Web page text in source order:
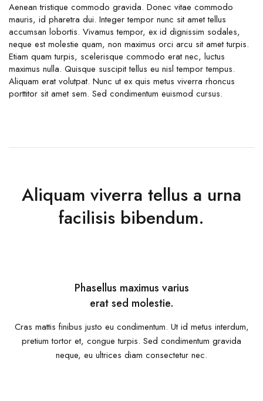
Aenean tristique commodo gravida. Donec vitae commodo
mauris, id pharetra dui. Integer tempor nunc sit amet tellus
accumsan lobortis. Vivamus tempor, ex id dignissim sodales,
neque est molestie quam, non maximus orci arcu sit amet turpis.
Etiam quam turpis, scelerisque commodo erat nec, luctus
maximus nulla. Quisque suscipit tellus eu nisl tempor tempus.
Aliquam erat volutpat. Nunc ut ex quis metus viverra rhoncus
porttitor sit amet sem. Sed condimentum euismod cursus.
Aliquam viverra tellus a urna
facilisis bibendum.
Phasellus maximus varius
erat sed molestie.
Cras mattis finibus justo eu condimentum. Ut id metus interdum,
pretium tortor et, congue turpis. Sed condimentum gravida
neque, eu ultrices diam consectetur nec.